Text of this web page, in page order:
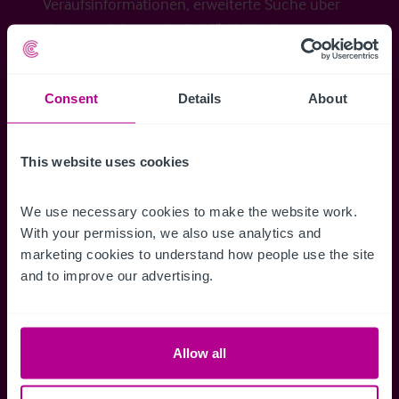
Consent Details About
This website uses cookies
We use necessary cookies to make the website work.
With your permission, we also use analytics and
marketing cookies to understand how people use the site
and to improve our advertising.
Allow all
Kartenansicht sowie die Möglichkeit
erhalten.
Zugriff auf alle
Informationen
Erhalten Sie Zugriff auf alle
Speichern
zugreifen und